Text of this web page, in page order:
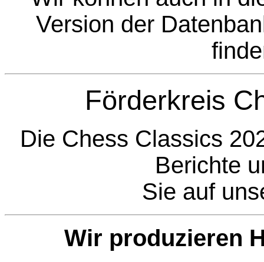
Version der
Förderkreis
Die Chess Classics
Berichte
Sie auf
Wir produzieren